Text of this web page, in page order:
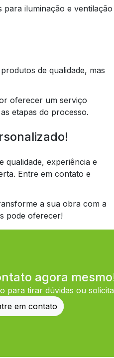
de qualidade, mas
oferecer um serviço
etapas do processo.
qualidade, experiência e
Entre em contato e
a sua obra com a
pode oferecer!
agora
para tirar dúvidas ou
em contato